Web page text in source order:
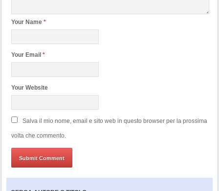
Your Name*
Your Email*
Your Website
Salva il mio nome, email e sito web in questo browser per la prossima
volta che commento.